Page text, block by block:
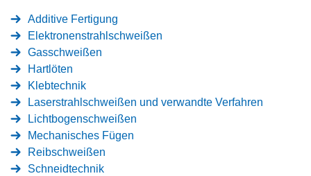
Additive Fertigung
Elektronenstrahlschweißen
Gasschweißen
Hartlöten
Klebtechnik
Laserstrahlschweißen und verwandte Verfahren
Lichtbogenschweißen
Mechanisches Fügen
Reibschweißen
Schneidtechnik